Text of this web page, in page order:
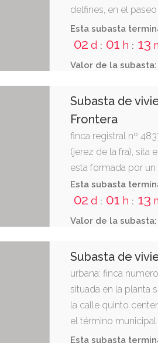
de la frontera.
delfines, en el
(cádiz). tiene una
metros y cuarenta
consta de
dormitorios, cuarto
terraza-lavadero.
marítimo; al sur,
patio; al este, con
norte, con el piso
letra c de la misma
11017000193713.
336 del registro de
tipo ascendente a
Esta subasta
02 d : 01 h : 13
Valor de la subasta:
Subasta de
Frontera
finca registral nº
(jerez de la fra), sita
esta formada por
superficie de
linda: derecha
peraita casado;
fernando primo de
con el número
11020000447731.
210 del registro de
frontera por el tipo
referencia catastral:
Esta subasta
02 d : 01 h : 13
Valor de la subasta:
Subasta de
urbana: finca
situada en la planta
la calle quinto
el término
escalera común.
Esta subasta